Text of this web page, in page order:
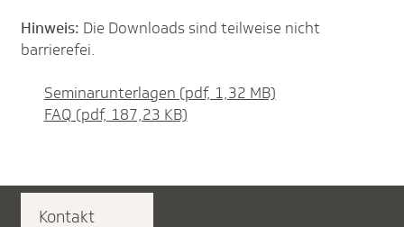
Hinweis: Die Downloads sind teilweise nicht
barrierefei.
Seminarunterlagen (pdf, 1,32 MB)
FAQ (pdf, 187,23 KB)
Kontakt